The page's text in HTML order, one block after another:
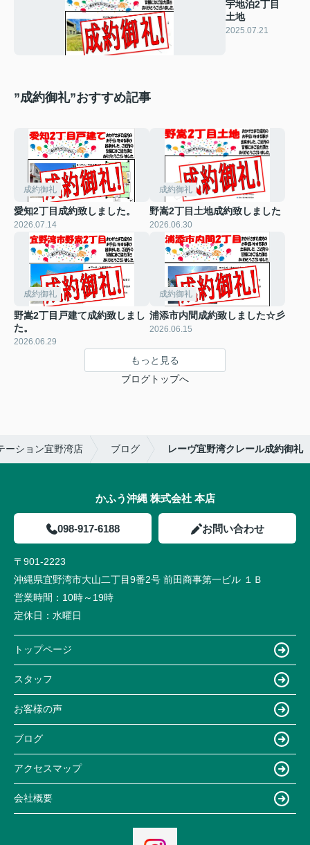
宇地泊2丁目
土地
2025.07.21
”成約御礼”おすすめ記事
成約御礼
愛知2丁目成約致しました。
2026.07.14
成約御礼
野嵩2丁目土地成約致しました
2026.06.30
成約御礼
野嵩2丁目戸建て成約致しまし
た。
2026.06.29
成約御礼
浦添市内間成約致しました☆彡
2026.06.15
もっと見る
ブログトップへ
ーション宜野湾店 ブログ レーヴ宜野湾クレール成約御礼
かふう沖縄 株式会社 本店
098-917-6188 お問い合わせ
〒901-2223
沖縄県宜野湾市大山二丁目9番2号 前田商事第一ビル １Ｂ
営業時間： 10時～19時
定休日： 水曜日
トップページ
スタッフ
お客様の声
ブログ
アクセスマップ
会社概要